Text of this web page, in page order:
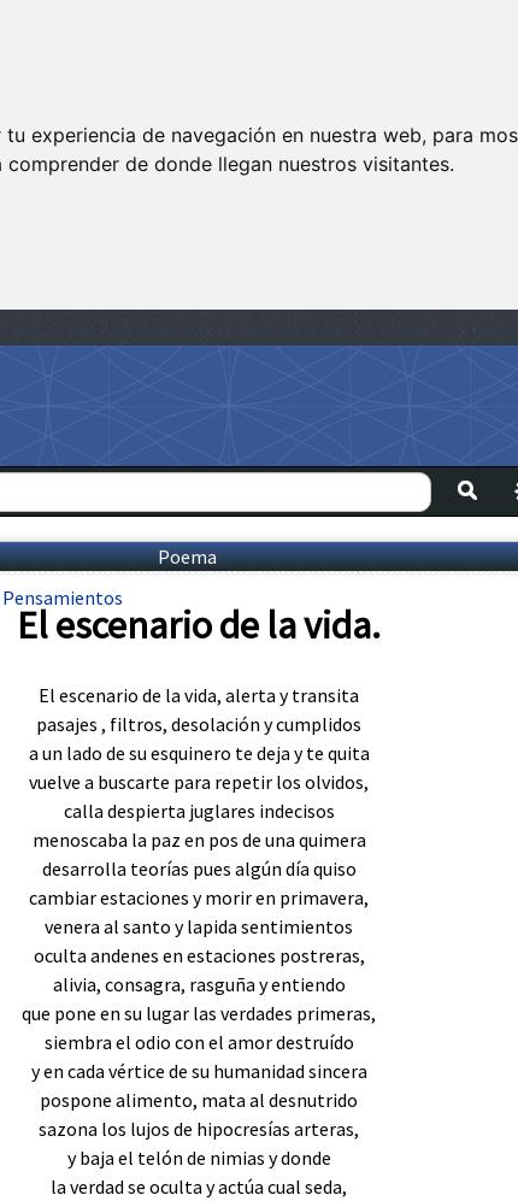
experiencia de navegación en nuestra web, para
de donde llegan nuestros visitantes.
Poema
Pensamientos
El escenario de la vida.
El escenario de la vida, alerta y transita
pasajes , filtros, desolación y cumplidos
a un lado de su esquinero te deja y te quita
vuelve a buscarte para repetir los olvidos,
calla despierta juglares indecisos
menoscaba la paz en pos de una quimera
desarrolla teorías pues algún día quiso
cambiar estaciones y morir en primavera,
venera al santo y lapida sentimientos
oculta andenes en estaciones postreras,
alivia, consagra, rasguña y entiendo
que pone en su lugar las verdades primeras,
siembra el odio con el amor destruído
y en cada vértice de su humanidad sincera
pospone alimento, mata al desnutrido
sazona los lujos de hipocresías arteras,
y baja el telón de nimias y donde
la verdad se oculta y actúa cual seda,